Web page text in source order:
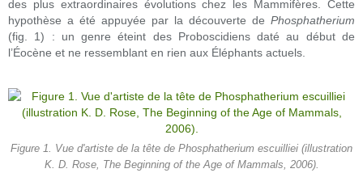
des plus extraordinaires évolutions chez les Mammifères. Cette
hypothèse a été appuyée par la découverte de Phosphatherium
(fig. 1) : un genre éteint des Proboscidiens daté au début de
l’Éocène et ne ressemblant en rien aux Éléphants actuels.
Figure 1. Vue d'artiste de la tête de Phosphatherium escuilliei (illustration
K. D. Rose, The Beginning of the Age of Mammals, 2006).